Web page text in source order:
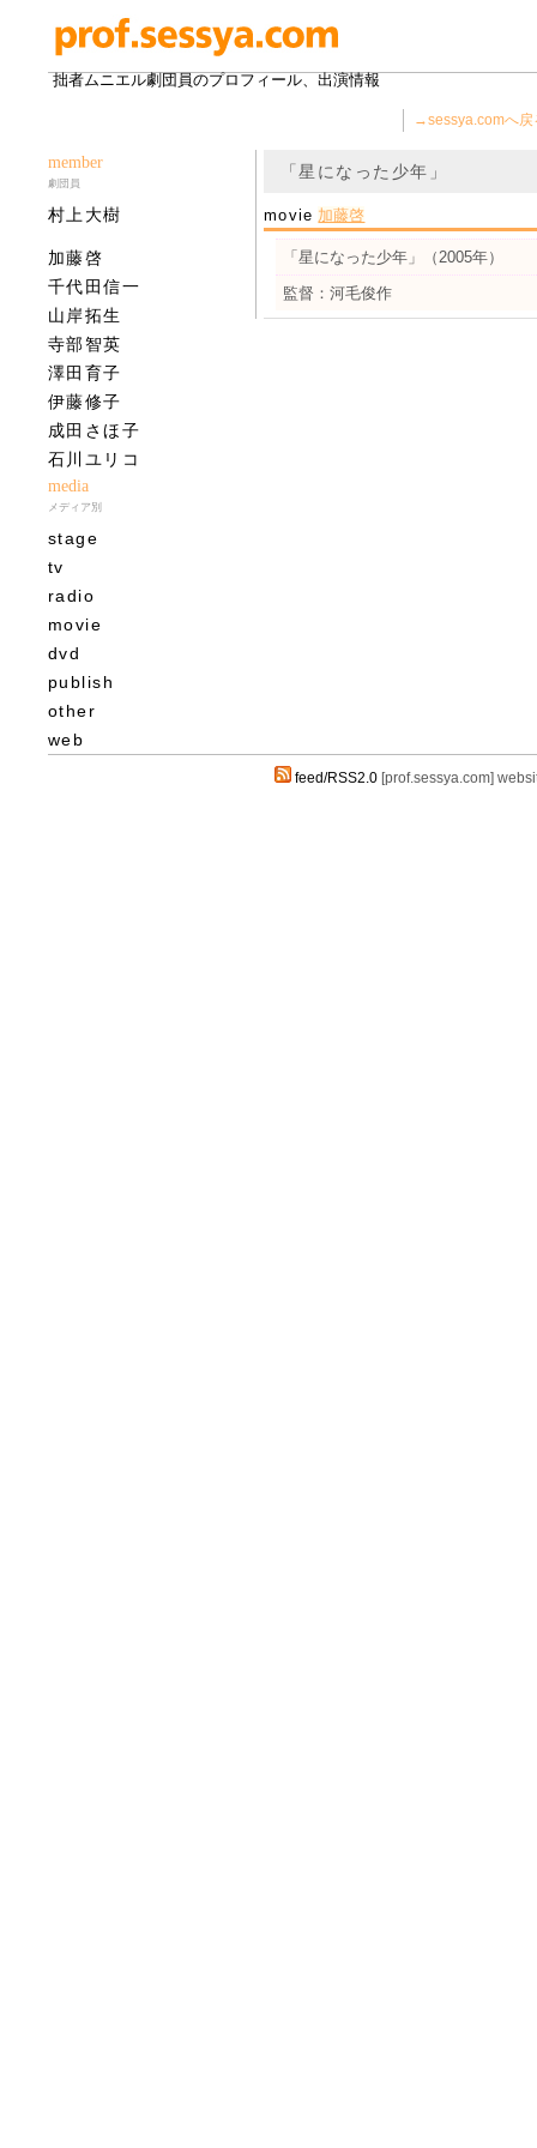
拙者ムニエル劇団員のプロフィール、出演情報
→sessya.comへ戻
member
劇団員
村上大樹
加藤啓
千代田信一
山岸拓生
寺部智英
澤田育子
伊藤修子
成田さほ子
石川ユリコ
media
メディア別
stage
tv
radio
movie
dvd
publish
other
web
「星になった少年」
movie 加藤啓
「星になった少年」（2005年）
監督：河毛俊作
feed/RSS2.0 [prof.sessya.com]